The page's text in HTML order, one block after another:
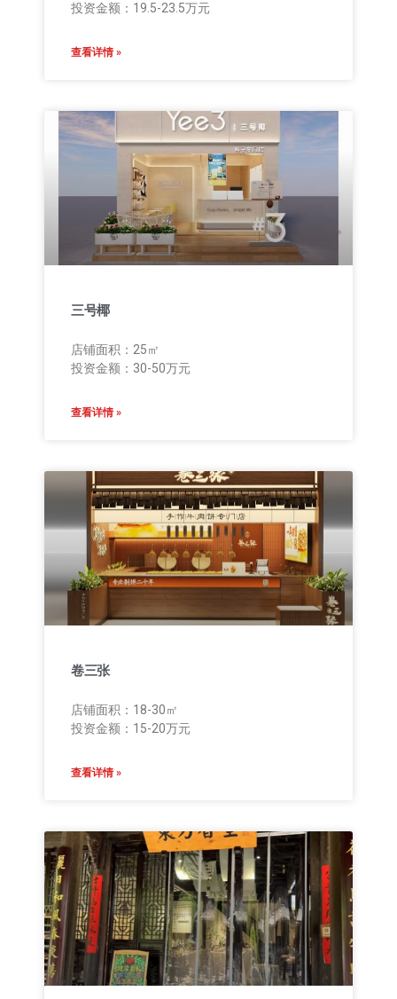
投资金额：19.5-23.5万元
查看详情 »
三号椰
店铺面积：25㎡
投资金额：30-50万元
查看详情 »
卷三张
店铺面积：18-30㎡
投资金额：15-20万元
查看详情 »